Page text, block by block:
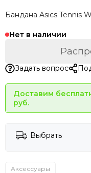
Бандана Asics Tennis
Нет в наличии
Задать вопрос
Доставим
руб.
Выбрать
Аксессуары